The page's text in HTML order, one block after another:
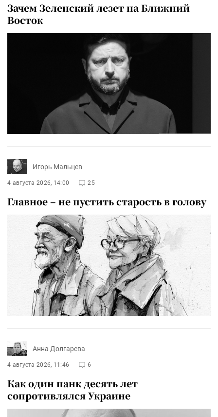
Зачем Зеленский лезет на Ближний
Восток
Игорь Мальцев
4 августа 2026, 14:00 25
Главное – не пустить старость в голову
Анна Долгарева
4 августа 2026, 11:46 6
Как один панк десять лет
сопротивлялся Украине